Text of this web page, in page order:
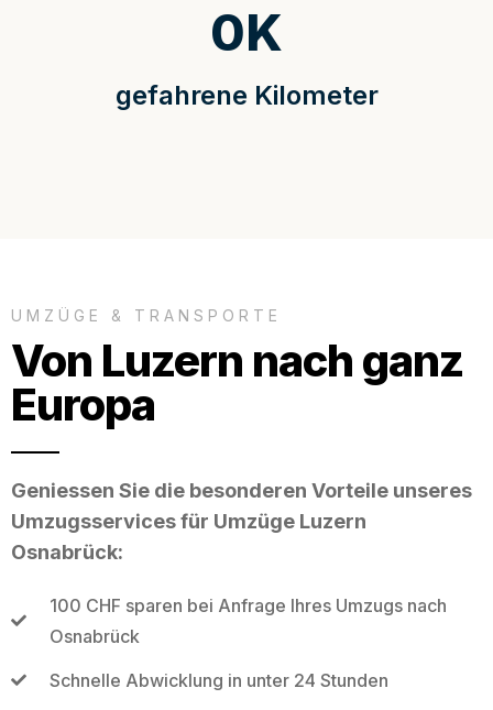
gefahrene Kilometer
0K
UMZÜGE & TRANSPORTE
Von Luzern nach ganz
Europa
Geniessen Sie die besonderen Vorteile unseres
Umzugsservices für Umzüge Luzern
Osnabrück:
100 CHF sparen bei Anfrage Ihres Umzugs nach
Osnabrück
Schnelle Abwicklung in unter 24 Stunden